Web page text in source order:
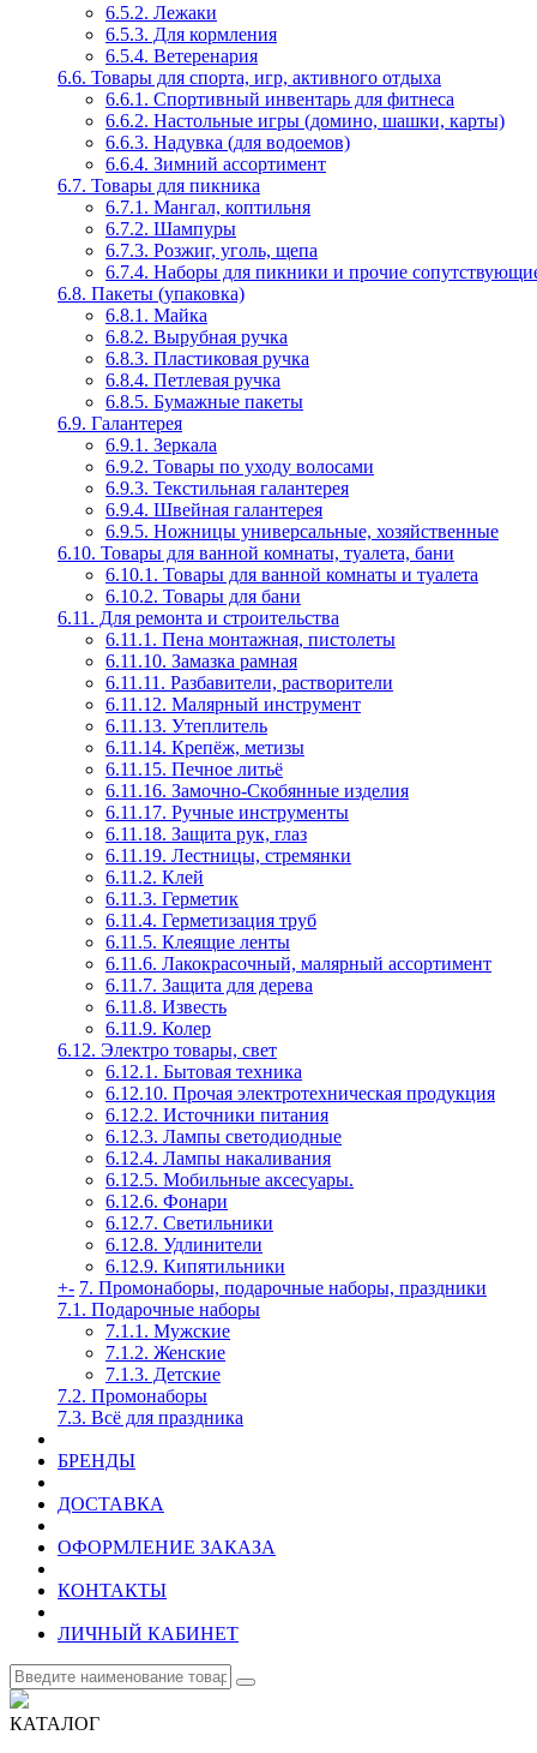
6.5.2. Лежаки
6.5.3. Для кормления
6.5.4. Ветеренария
6.6. Товары для спорта, игр, активного отдыха
6.6.1. Спортивный инвентарь для фитнеса
6.6.2. Настольные игры (домино, шашки, карты)
6.6.3. Надувка (для водоемов)
6.6.4. Зимний ассортимент
6.7. Товары для пикника
6.7.1. Мангал, коптильня
6.7.2. Шампуры
6.7.3. Розжиг, уголь, щепа
6.7.4. Наборы для пикники и прочие
6.8. Пакеты (упаковка)
6.8.1. Майка
6.8.2. Вырубная ручка
6.8.3. Пластиковая ручка
6.8.4. Петлевая ручка
6.8.5. Бумажные пакеты
6.9. Галантерея
6.9.1. Зеркала
6.9.2. Товары по уходу волосами
6.9.3. Текстильная галантерея
6.9.4. Швейная галантерея
6.9.5. Ножницы универсальные, хозяйственные
6.10. Товары для ванной комнаты, туалета, бани
6.10.1. Товары для ванной комнаты и туалета
6.10.2. Товары для бани
6.11. Для ремонта и строительства
6.11.1. Пена монтажная, пистолеты
6.11.10. Замазка рамная
6.11.11. Разбавители, растворители
6.11.12. Малярный инструмент
6.11.13. Утеплитель
6.11.14. Крепёж, метизы
6.11.15. Печное литьё
6.11.16. Замочно-Скобянные изделия
6.11.17. Ручные инструменты
6.11.18. Защита рук, глаз
6.11.19. Лестницы, стремянки
6.11.2. Клей
6.11.3. Герметик
6.11.4. Герметизация труб
6.11.5. Клеящие ленты
6.11.6. Лакокрасочный, малярный ассортимент
6.11.7. Защита для дерева
6.11.8. Известь
6.11.9. Колер
6.12. Электро товары, свет
6.12.1. Бытовая техника
6.12.10. Прочая электротехническая продукция
6.12.2. Источники питания
6.12.3. Лампы светодиодные
6.12.4. Лампы накаливания
6.12.5. Мобильные аксесуары.
6.12.6. Фонари
6.12.7. Светильники
6.12.8. Удлинители
6.12.9. Кипятильники
+- 7. Промонаборы, подарочные наборы, праздники
7.1. Подарочные наборы
7.1.1. Мужские
7.1.2. Женские
7.1.3. Детские
7.2. Промонаборы
7.3. Всё для праздника
БРЕНДЫ
ДОСТАВКА
ОФОРМЛЕНИЕ ЗАКАЗА
КОНТАКТЫ
ЛИЧНЫЙ КАБИНЕТ
КАТАЛОГ